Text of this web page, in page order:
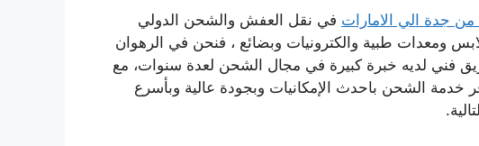
جدة الي الامارات في نقل العفش والشحن الدولي
ومعدات طبية والكترونيات وبضائع ، فنحن في الرهوان
فني لديه خبرة كبيرة في مجال الشحن لعدة سنوات، مع
خدمة الشحن باحدث الإمكانيات وبجودة عالية وبأسرع